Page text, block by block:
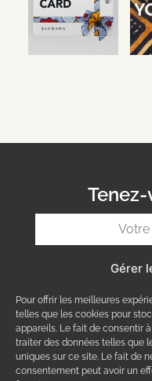
Gérer
Pour offrir les meilleures
telles que les cookies pour
appareils. Le fait de consentir
traiter des données telles que
uniques sur ce site. Le fait de
consentement peut avoir un